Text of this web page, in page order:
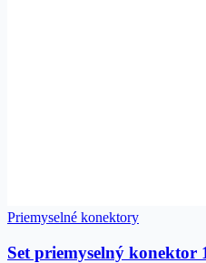
Priemyselné konektory
Set priemyselný konektor